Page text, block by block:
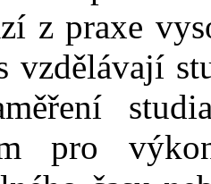
z praxe
vzdělávají
pro